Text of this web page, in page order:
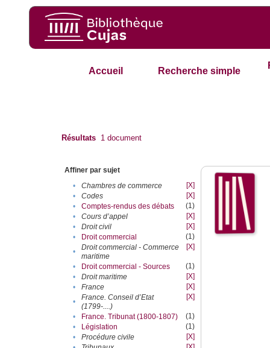
Accueil Recherche simple
Résultats 1 document
Affiner par sujet
•
Chambres de commerce
[X]
•
Codes
[X]
•
Comptes-rendus des débats
(1)
•
Cours d’appel
[X]
•
Droit civil
[X]
•
Droit commercial
(1)
•
Droit commercial - Commerce
maritime
[X]
• Droit commercial - Sources
(1)
•
Droit maritime
[X]
•
France
[X]
•
France. Conseil d’Etat
(1799-....)
[X]
• France. Tribunat (1800-1807)
(1)
•
Législation
(1)
•
Procédure civile
[X]